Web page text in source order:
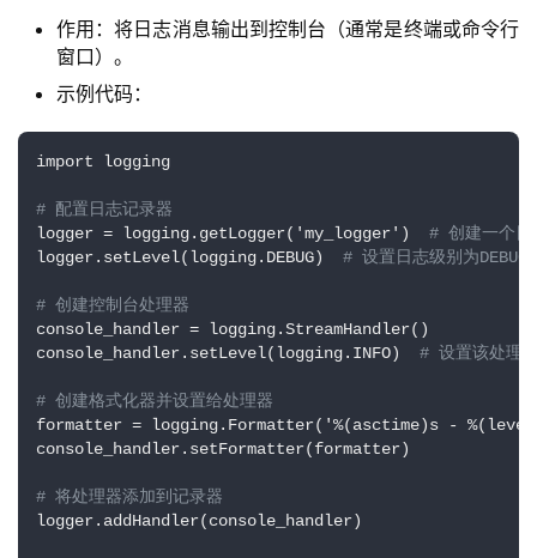
有
云
企
业
实
项
目
作用：将日志消息输出到控制台（通常是终端或命令行
窗口）。
示例代码：
import logging
# 配置日志记录器
logger = logging.getLogger('my_logger') # 创建一个日
logger.setLevel(logging.DEBUG) # 设置日志级别为DEBUG
# 创建控制台处理器
console_handler = logging.StreamHandler()
console_handler.setLevel(logging.INFO) # 设置该处理
# 创建格式化器并设置给处理器
formatter = logging.Formatter('%(asctime)s -
console_handler.setFormatter(formatter)
# 将处理器添加到记录器
logger.addHandler(console_handler)